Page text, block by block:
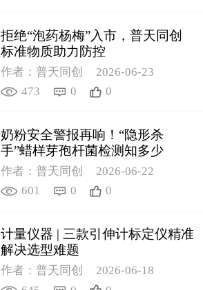
拒绝“泡药杨梅”入市，普天同创
标准物质助力防控
作者：普天同创
2026-06-23
473
0 0
奶粉安全警报再响！“隐形杀
手”蜡样芽孢杆菌检测知多少
作者：普天同创
2026-06-22
601
0 0
计量仪器 | 三款引伸计标定仪精准
解决选型难题
作者：普天同创
2026-06-18